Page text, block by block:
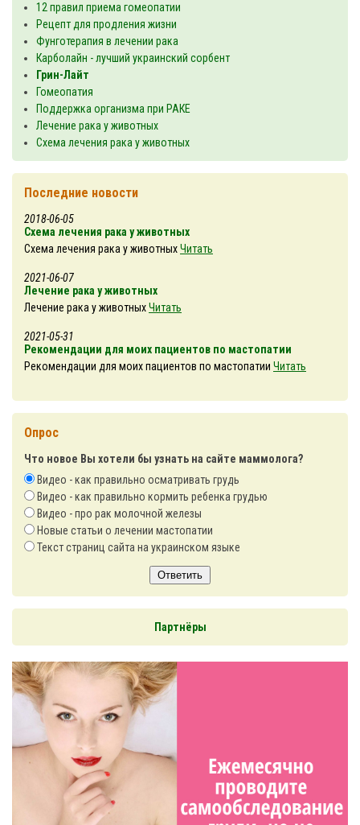
12 правил приема гомеопатии
Рецепт для продления жизни
Фунготерапия в лечении рака
Карболайн - лучший украинский сорбент
Грин-Лайт
Гомеопатия
Поддержка организма при РАКЕ
Лечение рака у животных
Схема лечения рака у животных
Последние новости
2018-06-05
Схема лечения рака у животных
Схема лечения рака у животныхЧитать
2021-06-07
Лечение рака у животных
Лечение рака у животныхЧитать
2021-05-31
Рекомендации для моих пациентов по мастопатии
Рекомендации для моих пациентов по мастопатии Читать
Опрос
Что новое Вы хотели бы узнать на сайте маммолога?
Видео - как правильно осматривать грудь
Видео - как правильно кормить ребенка грудью
Видео - про рак молочной железы
Новые статьи о лечении мастопатии
Текст страниц сайта на украинском языке
Ответить
Партнёры